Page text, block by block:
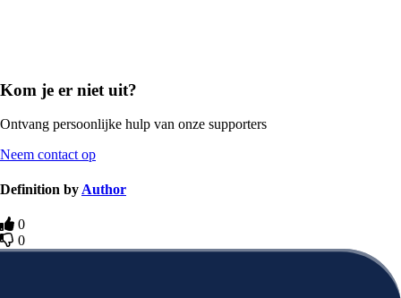
Kom je er niet uit?
Ontvang persoonlijke hulp van onze supporters
Neem contact op
Definition by Author
0
0